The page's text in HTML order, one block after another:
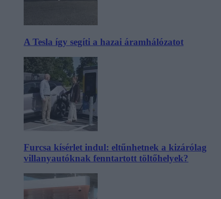
A Tesla így segíti a hazai áramhálózatot
Furcsa kísérlet indul: eltűnhetnek a kizárólag
villanyautóknak fenntartott töltőhelyek?